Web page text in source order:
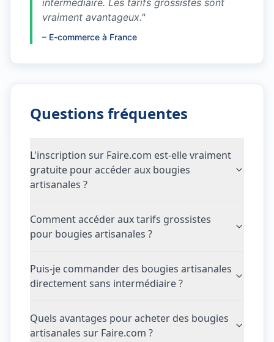
intermédiaire. Les tarifs grossistes sont
vraiment avantageux."
– E-commerce à France
Questions fréquentes
L'inscription sur Faire.com est-elle vraiment
gratuite pour accéder aux bougies
artisanales ?
Comment accéder aux tarifs grossistes
pour bougies artisanales ?
Puis-je commander des bougies artisanales
directement sans intermédiaire ?
Quels avantages pour acheter des bougies
artisanales sur Faire.com ?